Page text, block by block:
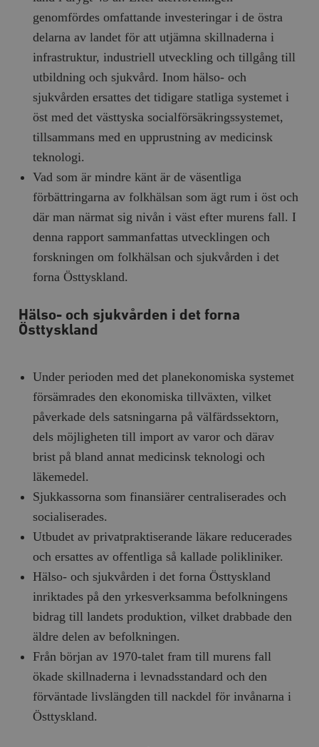
genomfördes omfattande investeringar i de östra
delarna av landet för att utjämna skillnaderna i
infrastruktur, industriell utveckling och tillgång till
utbildning och sjukvård. Inom hälso- och
sjukvården ersattes det tidigare statliga systemet i
öst med det västtyska socialförsäkringssystemet,
tillsammans med en upprustning av medicinsk
teknologi.
Vad som är mindre känt är de väsentliga
förbättringarna av folkhälsan som ägt rum i öst och
där man närmat sig nivån i väst efter murens fall. I
denna rapport sammanfattas utvecklingen och
forskningen om folkhälsan och sjukvården i det
forna Östtyskland.
Hälso- och sjukvården i det forna
Östtyskland
Under perioden med det planekonomiska systemet
försämrades den ekonomiska tillväxten, vilket
påverkade dels satsningarna på välfärdssektorn,
dels möjligheten till import av varor och därav
brist på bland annat medicinsk teknologi och
läkemedel.
Sjukkassorna som finansiärer centraliserades och
socialiserades.
Utbudet av privatpraktiserande läkare reducerades
och ersattes av offentliga så kallade polikliniker.
Hälso- och sjukvården i det forna Östtyskland
inriktades på den yrkesverksamma befolkningens
bidrag till landets produktion, vilket drabbade den
äldre delen av befolkningen.
Från början av 1970-talet fram till murens fall
ökade skillnaderna i levnadsstandard och den
förväntade livslängden till nackdel för invånarna i
Östtyskland.